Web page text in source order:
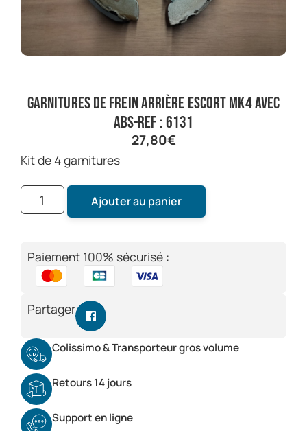
garnitures de frein arrière escort mk4 avec
ABS-ref : 6131
27,80€
kit de 4 garnitures
Ajouter au panier
Paiement 100% sécurisé :
Partager
Colissimo & Transporteur gros volume
Retours 14 jours
Support en ligne